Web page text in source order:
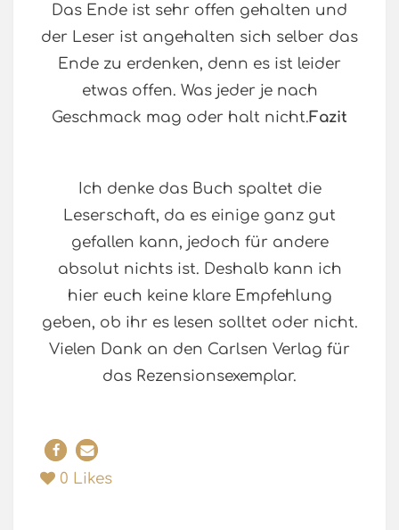
Das Ende ist sehr offen gehalten und
der Leser ist angehalten sich selber das
Ende zu erdenken, denn es ist leider
etwas offen. Was jeder je nach
Geschmack mag oder halt nicht.Fazit
Ich denke das Buch spaltet die
Leserschaft, da es einige ganz gut
gefallen kann, jedoch für andere
absolut nichts ist. Deshalb kann ich
hier euch keine klare Empfehlung
geben, ob ihr es lesen solltet oder nicht.
Vielen Dank an den Carlsen Verlag für
das Rezensionsexemplar.
0 Likes